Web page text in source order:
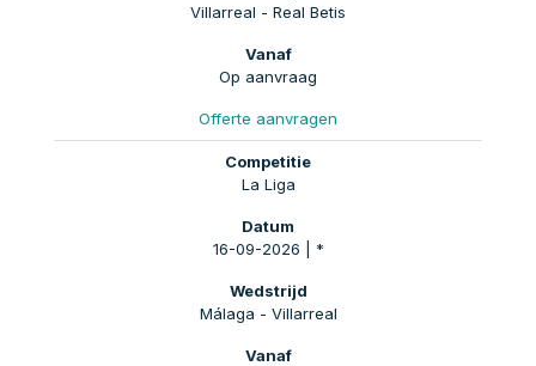
Villarreal - Real Betis
Op aanvraag
Offerte aanvragen
La Liga
16-09-2026 | *
Málaga - Villarreal